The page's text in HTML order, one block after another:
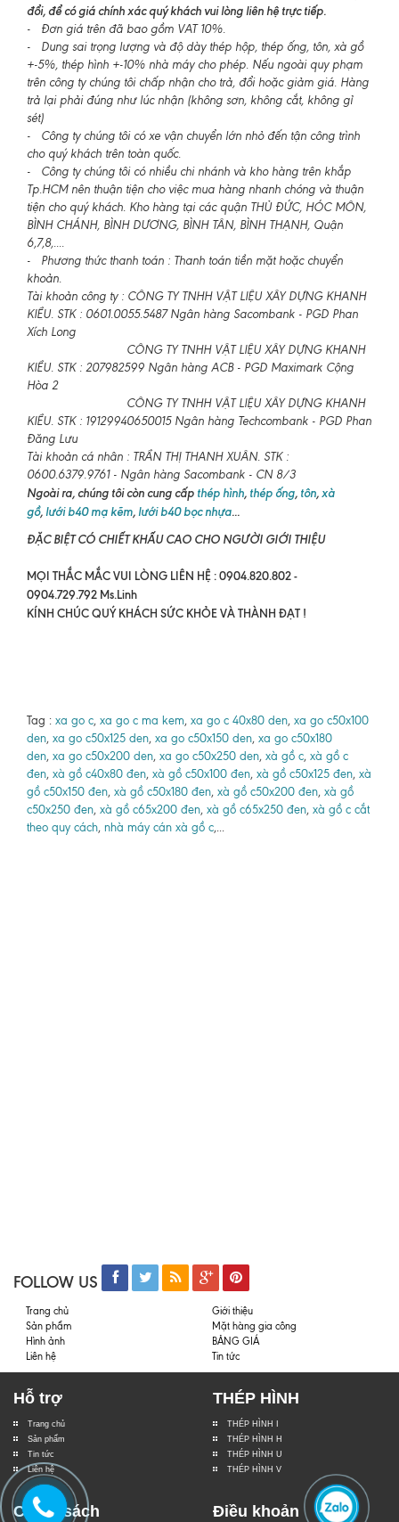
đổi, để có giá chính xác quý khách vui lòng liên hệ trực tiếp.
- Đơn giá trên đã bao gồm VAT 10%.
- Dung sai trọng lượng và độ dày thép hộp, thép ống, tôn, xà gồ
+-5%, thép hình +-10% nhà máy cho phép. Nếu ngoài quy phạm
trên công ty chúng tôi chấp nhận cho trả, đổi hoặc giảm giá. Hàng
trả lại phải đúng như lúc nhận (không sơn, không cắt, không gỉ
sét)
- Công ty chúng tôi có xe vận chuyển lớn nhỏ đến tận công trình
cho quý khách trên toàn quốc.
- Công ty chúng tôi có nhiều chi nhánh và kho hàng trên khắp
Tp.HCM nên thuận tiện cho việc mua hàng nhanh chóng và thuận
tiện cho quý khách. Kho hàng tại các quận THỦ ĐỨC, HÓC MÔN,
BÌNH CHÁNH, BÌNH DƯƠNG, BÌNH TÂN, BÌNH THẠNH, Quận
6,7,8,....
- Phương thức thanh toán : Thanh toán tiền mặt hoặc chuyển
khoản.
Tài khoản công ty : CÔNG TY TNHH VẬT LIỆU XÂY DỰNG KHANH
KIỀU. STK : 0601.0055.5487 Ngân hàng Sacombank - PGD Phan
Xích Long
CÔNG TY TNHH VẬT LIỆU XÂY DỰNG KHANH
KIỀU. STK : 207982599 Ngân hàng ACB - PGD Maximark Cộng
Hòa 2
CÔNG TY TNHH VẬT LIỆU XÂY DỰNG KHANH
KIỀU. STK : 19129940650015 Ngân hàng Techcombank - PGD Phan
Đăng Lưu
Tài khoản cá nhân : TRẦN THỊ THANH XUÂN. STK :
0600.6379.9761 - Ngân hàng Sacombank - CN 8/3
Ngoài ra, chúng tôi còn cung cấp thép hình, thép ống, tôn, xà
gồ, lưới b40 mạ kẽm, lưới b40 bọc nhựa...
ĐẶC BIỆT CÓ CHIẾT KHẤU CAO CHO NGƯỜI GIỚI THIỆU
MỌI THẮC MẮC VUI LÒNG LIÊN HỆ : 0904.820.802 -
0904.729.792 Ms.Linh
KÍNH CHÚC QUÝ KHÁCH SỨC KHỎE VÀ THÀNH ĐẠT !
Tag : xa go c, xa go c ma kem, xa go c 40x80 den, xa go c50x100
den, xa go c50x125 den, xa go c50x150 den, xa go c50x180
den, xa go c50x200 den, xa go c50x250 den, xà gồ c, xà gồ c
đen, xà gồ c40x80 đen, xà gồ c50x100 đen, xà gồ c50x125 đen, xà
gồ c50x150 đen, xà gồ c50x180 đen, xà gồ c50x200 đen, xà gồ
c50x250 đen, xà gồ c65x200 đen, xà gồ c65x250 đen, xà gồ c cắt
theo quy cách, nhà máy cán xà gồ c,...
FOLLOW US
Trang chủ
Giới thiệu
Sản phẩm
Mặt hàng gia công
Hình ảnh
BẢNG GIÁ
Liên hệ
Tin tức
Hỗ trợ
Trang chủ
Sản phẩm
Tin tức
Liên hệ
THÉP HÌNH
THÉP HÌNH I
THÉP HÌNH H
THÉP HÌNH U
THÉP HÌNH V
Chính sách Điều khoản